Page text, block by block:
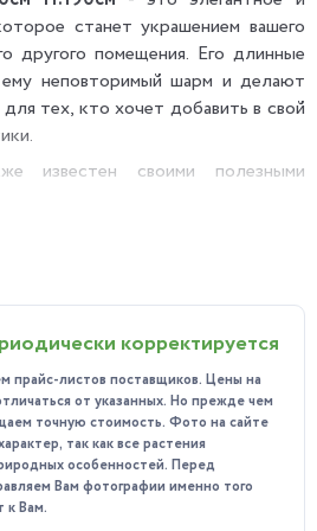
станет украшением вашего
другого помещения. Его длинные
неповторимый шарм и делают
тех, кто хочет добавить в свой
известен своими полезными
период его следует поливать
сократить полив. Финик Робелини
воздух, но рекомендуется
его листья для поддержания их
в диапазоне от 16 до 24
Он может выдерживать
температуры, но длительное
корректируется
прайс-листов поставщиков. Цены на
от указанных. Но прежде чем
точную стоимость. Фото на сайте
так как все растения
особенностей. Перед
Вам фотографии именно того
к Вам.